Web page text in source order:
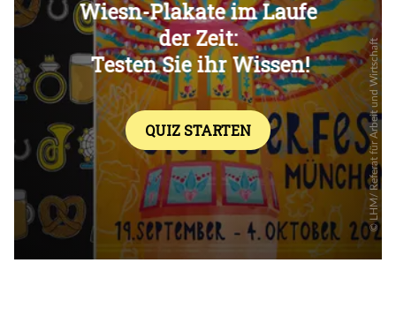
Überspringen